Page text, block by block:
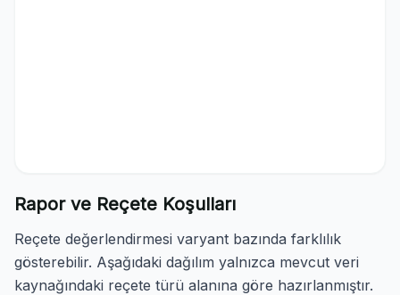
Rapor ve Reçete Koşulları
Reçete değerlendirmesi varyant bazında farklılık
gösterebilir. Aşağıdaki dağılım yalnızca mevcut veri
kaynağındaki reçete türü alanına göre hazırlanmıştır.